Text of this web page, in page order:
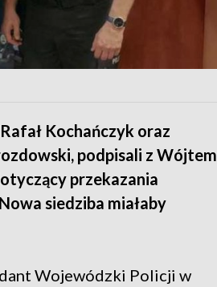
Kochańczyk oraz
podpisali z Wójtem
przekazania
siedziba miałaby
Wojewódzki Policji w